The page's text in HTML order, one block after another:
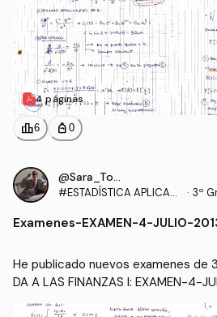
4 páginas
leaderboard6 personal_bag 0
@Sara_Torrado
#ESTADÍSTICA APLICAD
· 3º
Examenes-EXAMEN-4-JULIO-
He publicado nuevos examenes de
DA A LAS FINANZAS I: EXAMEN-4-